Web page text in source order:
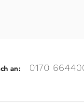
an: 0170